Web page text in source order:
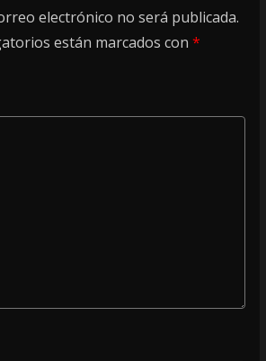
electrónico no será publicada.
están marcados con *